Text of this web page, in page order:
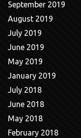
September 2019
August 2019
July 2019
June 2019
May 2019
January 2019
July 2018
June 2018
May 2018
February 2018